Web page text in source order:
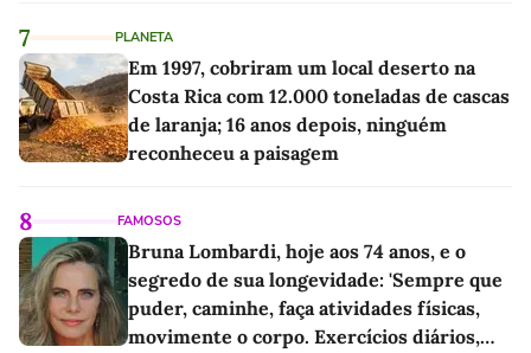
7 PLANETA
Em 1997, cobriram um local deserto na
Costa Rica com 12.000 toneladas de cascas
de laranja; 16 anos depois, ninguém
reconheceu a paisagem
8 FAMOSOS
Bruna Lombardi, hoje aos 74 anos, e o
segredo de sua longevidade: 'Sempre que
puder, caminhe, faça atividades físicas,
movimente o corpo. Exercícios diários,